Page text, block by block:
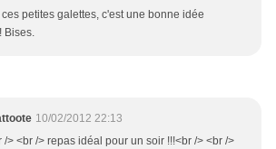
petites galettes, c'est une bonne idée
Bises.
10/02/2012 22:13
/> <br /> repas idéal pour un soir !!!<br /> <br />